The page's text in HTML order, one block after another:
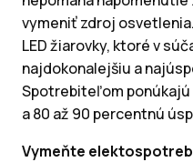
vymeniť zdroj
LED žiarovky, ktoré v
najdokonalejšiu a
Spotrebiteľom
a 80 až 90 percentnú
Vymeňte